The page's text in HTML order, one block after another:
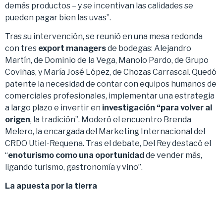
demás productos – y se incentivan las calidades se
pueden pagar bien las uvas”.
Tras su intervención, se reunió en una mesa redonda
con tres export managersde bodegas: Alejandro
Martín, de Dominio de la Vega, Manolo Pardo, de Grupo
Coviñas, y María José López, de Chozas Carrascal. Quedó
patente la necesidad de contar con equipos humanos de
comerciales profesionales, implementar una estrategia
a largo plazo e invertir en investigación “para volver al
origen, la tradición”. Moderó el encuentro Brenda
Melero, la encargada del Marketing Internacional del
CRDO Utiel-Requena. Tras el debate, Del Rey destacó el
“enoturismo como una oportunidadde vender más,
ligando turismo, gastronomía y vino”.
La apuesta por la tierra